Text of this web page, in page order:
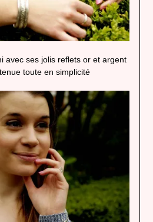
avec ses jolis reflets or et argent
toute en simplicité